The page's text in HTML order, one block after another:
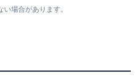
場合があります。